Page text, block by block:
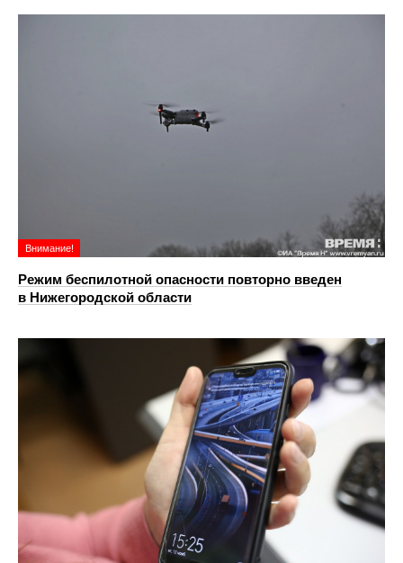
Внимание!
Режим беспилотной опасности повторно введен
в Нижегородской области